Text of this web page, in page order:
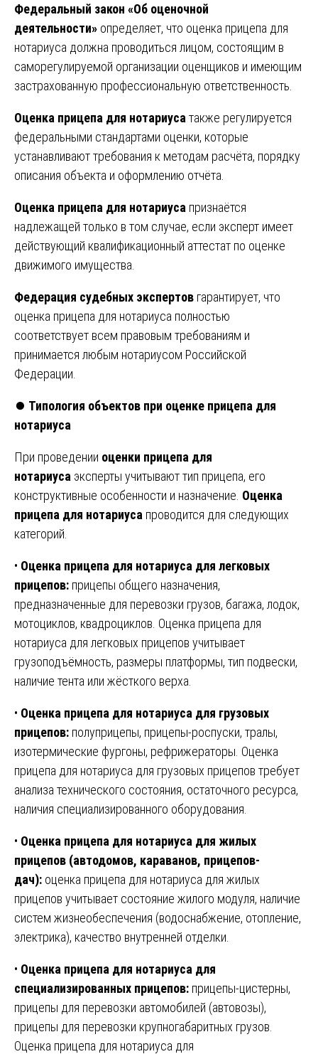
Федеральный закон «Об оценочной
деятельности» определяет, что оценка прицепа для
нотариуса должна проводиться лицом, состоящим в
саморегулируемой организации оценщиков и имеющим
застрахованную профессиональную ответственность.
Оценка прицепа для нотариуса также регулируется
федеральными стандартами оценки, которые
устанавливают требования к методам расчёта, порядку
описания объекта и оформлению отчёта.
Оценка прицепа для нотариуса признаётся
надлежащей только в том случае, если эксперт имеет
действующий квалификационный аттестат по оценке
движимого имущества.
Федерация судебных экспертов гарантирует, что
оценка прицепа для нотариуса полностью
соответствует всем правовым требованиям и
принимается любым нотариусом Российской
Федерации.
⏺️ Типология объектов при оценке прицепа для
нотариуса
При проведении оценки прицепа для
нотариуса эксперты учитывают тип прицепа, его
конструктивные особенности и назначение. Оценка
прицепа для нотариуса проводится для следующих
категорий.
• Оценка прицепа для нотариуса для легковых
прицепов: прицепы общего назначения,
предназначенные для перевозки грузов, багажа, лодок,
мотоциклов, квадроциклов. Оценка прицепа для
нотариуса для легковых прицепов учитывает
грузоподъёмность, размеры платформы, тип подвески,
наличие тента или жёсткого верха.
• Оценка прицепа для нотариуса для грузовых
прицепов: полуприцепы, прицепы-роспуски, тралы,
изотермические фургоны, рефрижераторы. Оценка
прицепа для нотариуса для грузовых прицепов требует
анализа технического состояния, остаточного ресурса,
наличия специализированного оборудования.
• Оценка прицепа для нотариуса для жилых
прицепов (автодомов, караванов, прицепов-
дач): оценка прицепа для нотариуса для жилых
прицепов учитывает состояние жилого модуля, наличие
систем жизнеобеспечения (водоснабжение, отопление,
электрика), качество внутренней отделки.
• Оценка прицепа для нотариуса для
специализированных прицепов: прицепы-цистерны,
прицепы для перевозки автомобилей (автовозы),
прицепы для перевозки крупногабаритных грузов.
Оценка прицепа для нотариуса для